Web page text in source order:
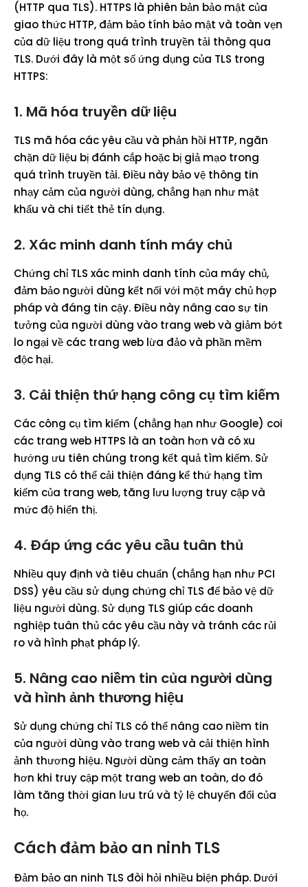
(HTTP qua TLS). HTTPS là phiên bản bảo mật của
giao thức HTTP, đảm bảo tính bảo mật và toàn vẹn
của dữ liệu trong quá trình truyền tải thông qua
TLS. Dưới đây là một số ứng dụng của TLS trong
HTTPS:
1. Mã hóa truyền dữ liệu
TLS mã hóa các yêu cầu và phản hồi HTTP, ngăn
chặn dữ liệu bị đánh cắp hoặc bị giả mạo trong
quá trình truyền tải. Điều này bảo vệ thông tin
nhạy cảm của người dùng, chẳng hạn như mật
khẩu và chi tiết thẻ tín dụng.
2. Xác minh danh tính máy chủ
Chứng chỉ TLS xác minh danh tính của máy chủ,
đảm bảo người dùng kết nối với một máy chủ hợp
pháp và đáng tin cậy. Điều này nâng cao sự tin
tưởng của người dùng vào trang web và giảm bớt
lo ngại về các trang web lừa đảo và phần mềm
độc hại.
3. Cải thiện thứ hạng công cụ tìm kiếm
Các công cụ tìm kiếm (chẳng hạn như Google) coi
các trang web HTTPS là an toàn hơn và có xu
hướng ưu tiên chúng trong kết quả tìm kiếm. Sử
dụng TLS có thể cải thiện đáng kể thứ hạng tìm
kiếm của trang web, tăng lưu lượng truy cập và
mức độ hiển thị.
4. Đáp ứng các yêu cầu tuân thủ
Nhiều quy định và tiêu chuẩn (chẳng hạn như PCI
DSS) yêu cầu sử dụng chứng chỉ TLS để bảo vệ dữ
liệu người dùng. Sử dụng TLS giúp các doanh
nghiệp tuân thủ các yêu cầu này và tránh các rủi
ro và hình phạt pháp lý.
5. Nâng cao niềm tin của người dùng
và hình ảnh thương hiệu
Sử dụng chứng chỉ TLS có thể nâng cao niềm tin
của người dùng vào trang web và cải thiện hình
ảnh thương hiệu. Người dùng cảm thấy an toàn
hơn khi truy cập một trang web an toàn, do đó
làm tăng thời gian lưu trú và tỷ lệ chuyển đổi của
họ.
Cách đảm bảo an ninh TLS
Đảm bảo an ninh TLS đòi hỏi nhiều biện pháp. Dưới